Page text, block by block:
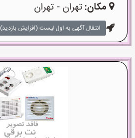
مکان:تهران - تهران
انتقال آگهی به اول لیست (افزایش بازدید)